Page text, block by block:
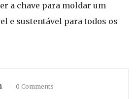
a chave para moldar um
e sustentável para todos os
0 Comments